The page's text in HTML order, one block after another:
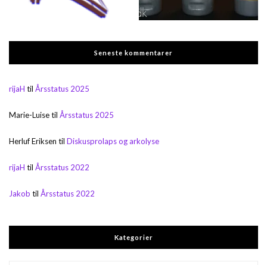
Seneste kommentarer
rijaH til Årsstatus 2025
Marie-Luisetil Årsstatus 2025
Herluf Eriksen til Diskusprolaps og arkolyse
rijaH til Årsstatus 2022
Jakob til Årsstatus 2022
Kategorier